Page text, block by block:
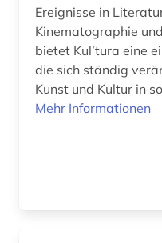
gesellschaft (4)
gesundheit (1)
Suedamerika (1)
Suedasien (1)
Suedosteuropa (3)
Ereignisse in
Kinematographie
bietet Kul’tura eine
die sich ständig
Kunst und Kultur in
Mehr Informationen